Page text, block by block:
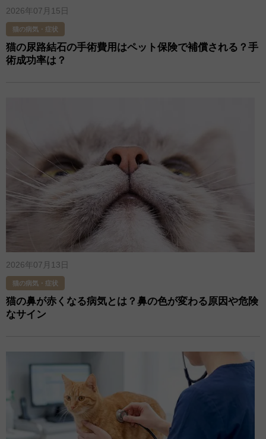
2026年07月15日
猫の病気・症状
猫の尿路結石の手術費用はペット保険で補償される？手
術成功率は？
2026年07月13日
猫の病気・症状
猫の鼻が赤くなる病気とは？鼻の色が変わる原因や危険
なサイン